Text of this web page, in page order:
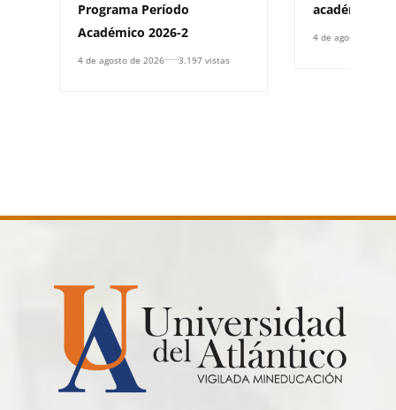
Programa Período
Académico 2026-2
4 de agosto de 2026 3.197 vistas
académico
4 de agosto de